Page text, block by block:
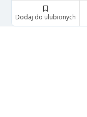
Dodaj do ulubionych